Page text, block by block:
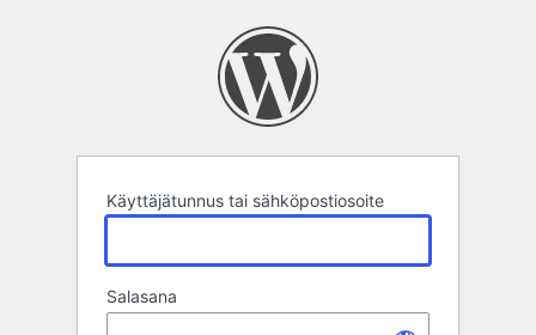
Käyttäjätunnus tai sähköpostiosoite
Salasana